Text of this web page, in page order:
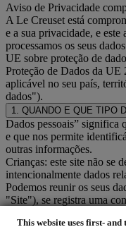
This website uses first-
Aviso de Privacidade
A Le Creuset está
e a sua privacidade, e
processamos os seus
UE sobre proteção de
Proteção de Dados da UE
aplicável no seu país,
dados").
1. QUANDO E QUE TIPO
Dados pessoais” significa
e que nos permite
outras informações.
Crianças: este site não se
intencionalmente dados
Podemos reunir os seus
"Site"), se registra uma
Outlets) ou assina as